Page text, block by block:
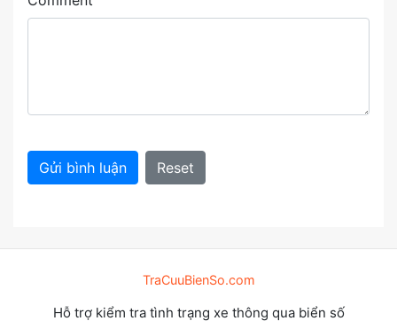
Gửi bình luận Reset
TraCuuBienSo.com
Hỗ trợ kiểm tra tình trạng xe thông qua biển số